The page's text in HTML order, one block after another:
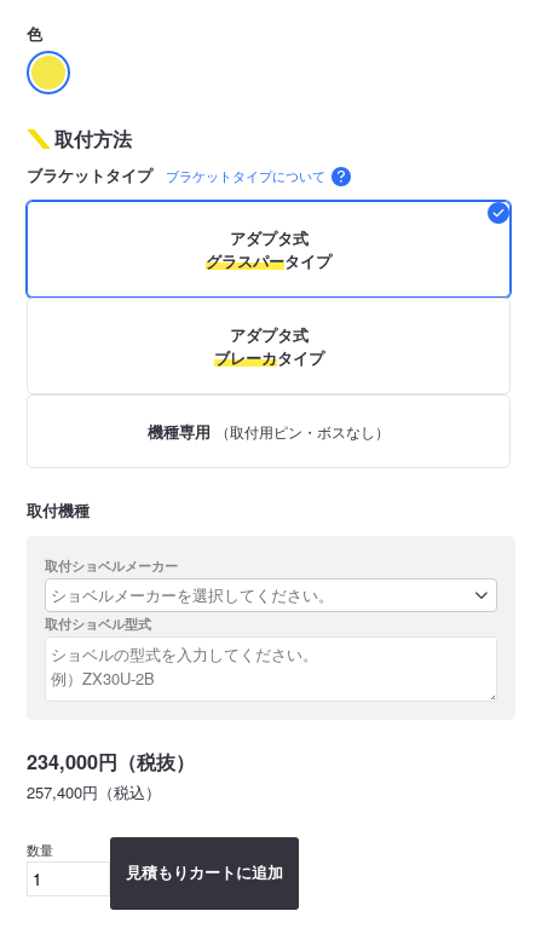
色
取付方法
ブラケットタイプ ブラケットタイプについて
アダプタ式
グラスパータイプ
アダプタ式
ブレーカタイプ
機種専用 （取付用ピン・ボスなし）
取付機種
取付ショベルメーカー
取付ショベル型式
234,000円（税抜）
257,400円（税込）
数量
見積もりカートに追加